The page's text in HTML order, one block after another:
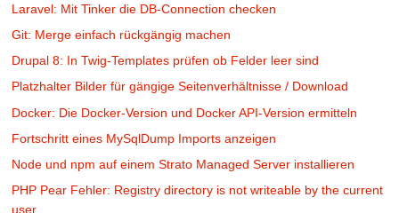
Laravel: Mit Tinker die DB-Connection checken
Git: Merge einfach rückgängig machen
Drupal 8: In Twig-Templates prüfen ob Felder leer sind
Platzhalter Bilder für gängige Seitenverhältnisse / Download
Docker: Die Docker-Version und Docker API-Version ermitteln
Fortschritt eines MySqlDump Imports anzeigen
Node und npm auf einem Strato Managed Server installieren
PHP Pear Fehler: Registry directory is not writeable by the current
user